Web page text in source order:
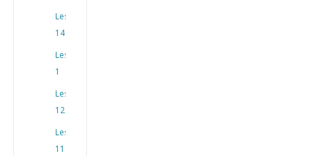
Les
14
Les
1
Les
12
Les
11